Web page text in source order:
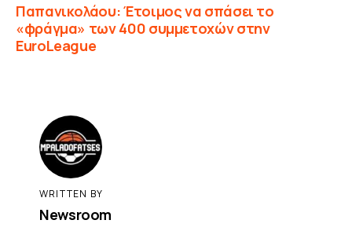
Παπανικολάου: Έτοιμος να σπάσει το
«φράγμα» των 400 συμμετοχών στην
EuroLeague
WRITTEN BY
Newsroom